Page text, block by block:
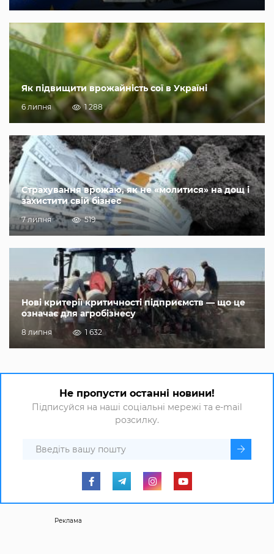
Як підвищити врожайність сої в Україні
6 липня 1 288
Страхування врожаю, як не «молитися» на дощ і
захистити свій бізнес
7 липня 519
Нові критерії критичності підприємств — що це
означає для агробізнесу
8 липня 1 632
Не пропусти останні новини!
Підписуйся на наші соціальні мережі та e-mail
розсилку.
Реклама